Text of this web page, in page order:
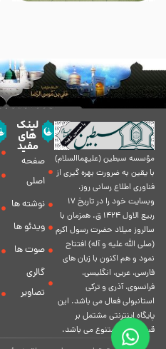
مؤسسه سبطين (عليهماالسلام)
با يقين به ضرورت بهره گیرى از
فناورى اطلاع رسانى روز،
وبسایت خود را در تاريخ 17
ربيع الاول 1424 ق. همزمان با
سالروز ميلاد حضرت رسول اكرم
(صلی الله علیه و آله) افتتاح
نمود و هم اكنون با زبان های
فارسی، عربى، انگلیسی،
فرانسوی، آذری و ترکی
استانبولی فعال مى باشد. اين
پايگاه اينترنتى مشتمل بر
قسمت هاى متنوع مى باشد.
لینک
های
مفید
صفحه
اصلی
نوشته ها
ویدئو ها
صوت ها
گالری
تصاویر